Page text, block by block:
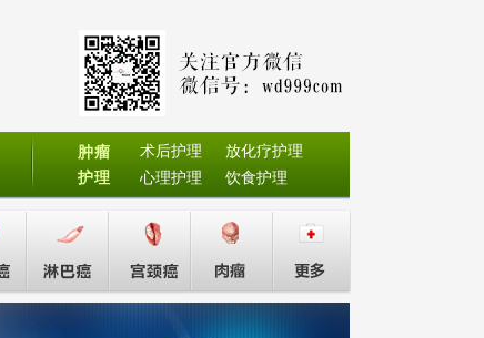
肿瘤
护理
术后护理
放化疗护理
心理护理
饮食护理